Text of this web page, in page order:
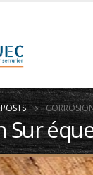
Sur